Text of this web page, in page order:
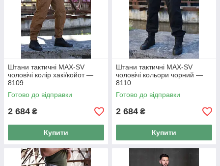
Штани тактичні MAX-SV
чоловічі колір хакі/койот —
8109
Готово до відправки
2 684 ₴
Купити
Штани тактичні MAX-SV
чоловічі кольори чорний —
8110
Готово до відправки
2 684 ₴
Купити